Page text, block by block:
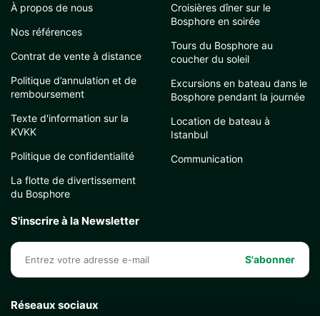
À propos de nous
Nos références
Contrat de vente à distance
Politique d’annulation et de
remboursement
Texte d'information sur la
KVKK
Politique de confidentialité
La flotte de divertissement
du Bosphore
Croisières dîner sur le
Bosphore en soirée
Tours du Bosphore au
coucher du soleil
Excursions en bateau dans le
Bosphore pendant la journée
Location de bateau à
Istanbul
Communication
S'inscrire à la Newsletter
S'abonner
Réseaux sociaux